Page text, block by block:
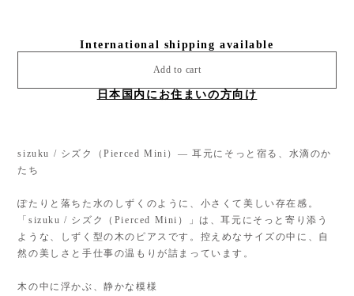
International shipping available
Add to cart
日本国内にお住まいの方向け
sizuku / シズク（Pierced Mini）— 耳元にそっと宿る、水滴のか
たち
ぽたりと落ちた水のしずくのように、小さくて美しい存在感。
「sizuku / シズク（Pierced Mini）」は、耳元にそっと寄り添う
ような、しずく型の木のピアスです。控えめなサイズの中に、自
然の美しさと手仕事の温もりが詰まっています。
木の中に浮かぶ、静かな模様